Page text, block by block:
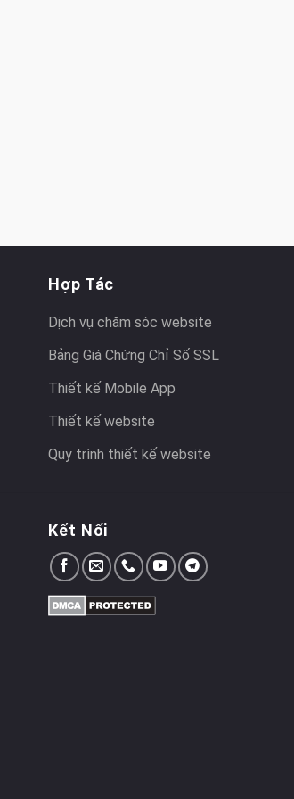
Hợp Tác
Dịch vụ chăm sóc website
Bảng Giá Chứng Chỉ Số SSL
Thiết kế Mobile App
Thiết kế website
Quy trình thiết kế website
Kết Nối